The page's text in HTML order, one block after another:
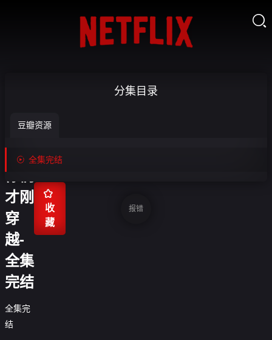

仙
了，
你们
才刚
穿
越-
全集
完结
全集完
结

收
藏
分集目录
豆瓣资源
 全集完结
报错